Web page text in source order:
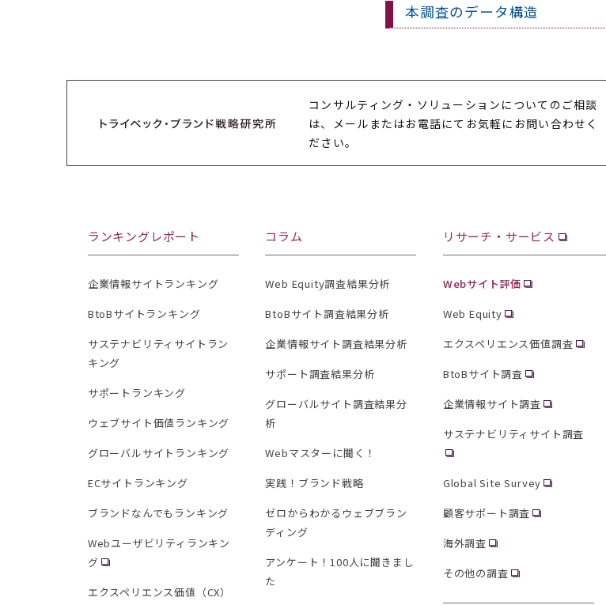
本調査のデータ構造
コンサルティング・ソリューションについてのご相談
は、メールまたはお電話にてお気軽にお問い合わせく
ださい。
ランキングレポート
企業情報サイトランキング
BtoBサイトランキング
サステナビリティサイトラン
キング
サポートランキング
ウェブサイト価値ランキング
グローバルサイトランキング
ECサイトランキング
ブランドなんでもランキング
Webユーザビリティランキン
グ
エクスペリエンス価値（CX）
コラム
Web Equity調査結果分析
BtoBサイト調査結果分析
企業情報サイト調査結果分析
サポート調査結果分析
グローバルサイト調査結果分
析
Webマスターに聞く！
実践！ブランド戦略
ゼロからわかるウェブブラン
ディング
アンケート！100人に聞きまし
た
リサーチ・サービス
Webサイト評価
Web Equity
エクスペリエンス価値調査
BtoBサイト調査
企業情報サイト調査
サステナビリティサイト調査
Global Site Survey
顧客サポート調査
海外調査
その他の調査